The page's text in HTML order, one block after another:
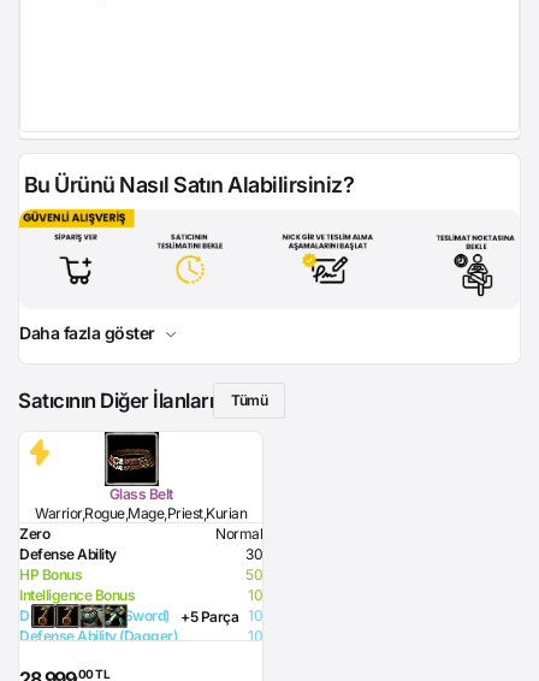
Bu Ürünü Nasıl Satın Alabilirsiniz?
Daha fazla göster
Satıcının Diğer İlanları Tümü
Glass Belt
Warrior,Rogue,Mage,Priest,Kurian
Zero
Normal
Defense Ability
30
HP Bonus
50
Intelligence Bonus
10
Defense Ability (Sword)
10
Defense Ability (Dagger)
10
Defense Ability (Club)
+5 Parça
,00 TL